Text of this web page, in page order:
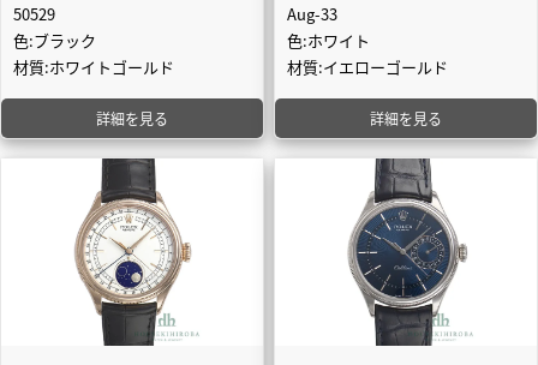
50529
色:ブラック
材質:ホワイトゴールド
詳細を見る
Aug-33
色:ホワイト
材質:イエローゴールド
詳細を見る